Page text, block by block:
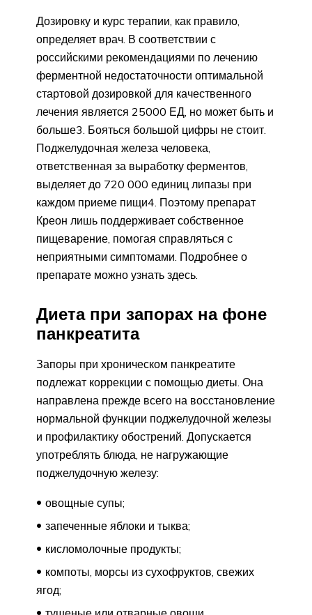
Дозировку и курс терапии, как правило,
определяет врач. В соответствии с
российскими рекомендациями по лечению
ферментной недостаточности оптимальной
стартовой дозировкой для качественного
лечения является 25000 ЕД, но может быть и
больше3. Бояться большой цифры не стоит.
Поджелудочная железа человека,
ответственная за выработку ферментов,
выделяет до 720 000 единиц липазы при
каждом приеме пищи4. Поэтому препарат
Креон лишь поддерживает собственное
пищеварение, помогая справляться с
неприятными симптомами. Подробнее о
препарате можно узнать здесь.
Диета при запорах на фоне
панкреатита
Запоры при хроническом панкреатите
подлежат коррекции с помощью диеты. Она
направлена прежде всего на восстановление
нормальной функции поджелудочной железы
и профилактику обострений. Допускается
употреблять блюда, не нагружающие
поджелудочную железу:
овощные супы;
запеченные яблоки и тыква;
кисломолочные продукты;
компоты, морсы из сухофруктов, свежих
ягод;